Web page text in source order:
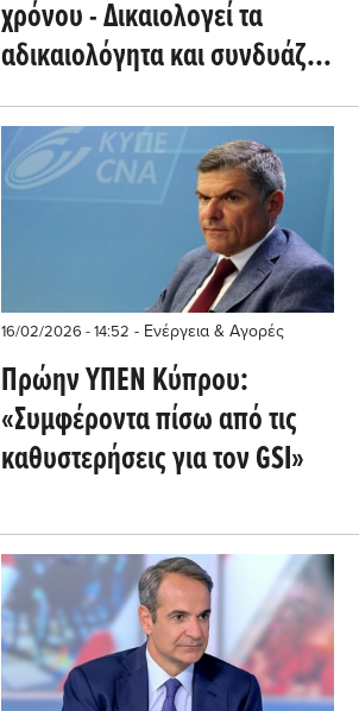
χρόνου - Δικαιολογεί τα
αδικαιολόγητα και συνδυάζει
την σοσιαλδημοκρατία με την
ριζοσπαστική αριστερά!
16/02/2026 - 14:52 - Ενέργεια & Αγορές
Πρώην ΥΠΕΝ Κύπρου:
«Συμφέροντα πίσω από τις
καθυστερήσεις για τον GSI»